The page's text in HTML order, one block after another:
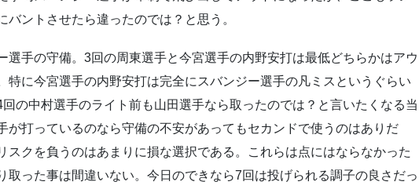
ントさせたら違ったのでは？と思う。
選手の守備。3回の周東選手と今宮選手の内野安打は最低どちらかはアウ
特に今宮選手の内野安打は完全にスバンジー選手の凡ミスというぐらい
の中村選手のライト前も山田選手なら取ったのでは？と言いたくなる当
が打っているのなら守備の不安があってもセカンドで使うのはありだ
スクを負うのはあまりに損な選択である。これらは点にはならなかった
取った事は間違いない。今日のできなら7回は投げられる調子の良さだっ